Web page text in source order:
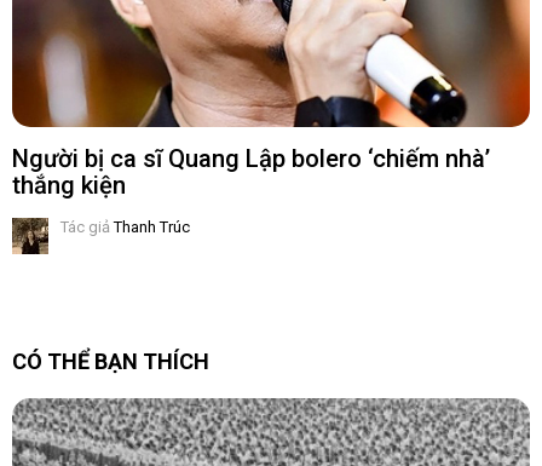
Người bị ca sĩ Quang Lập bolero ‘chiếm nhà’
thắng kiện
Tác giả Thanh Trúc
CÓ THỂ BẠN THÍCH